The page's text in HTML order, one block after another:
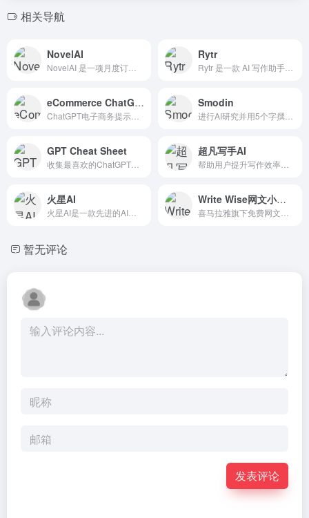
相关导航
NovelAI Rytr
eCommerce ChatGPT Prompts Smodin
GPT Cheat Sheet 超凡写手AI
火星AI Write Wise网文小说写作
暂无评论
发表评论